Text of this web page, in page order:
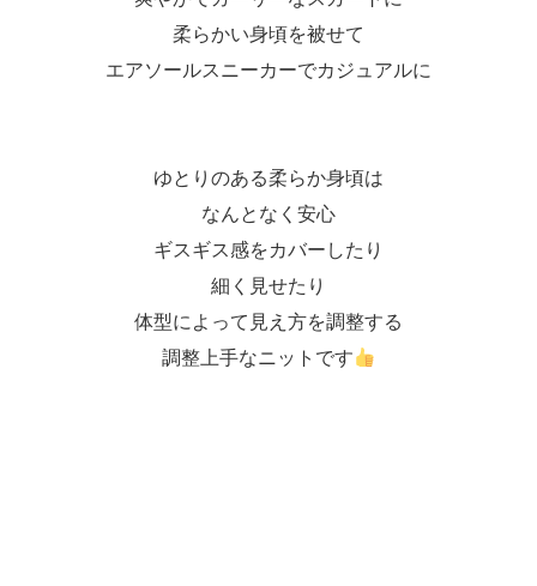
柔らかい身頃を被せて
エアソールスニーカーでカジュアルに
ゆとりのある柔らか身頃は
なんとなく安心
ギスギス感をカバーしたり
細く見せたり
体型によって見え方を調整する
調整上手なニットです